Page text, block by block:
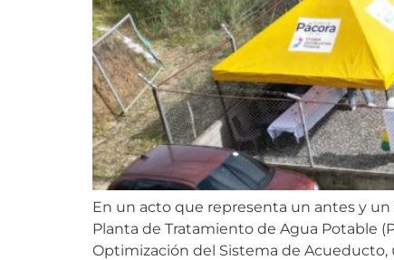
En un acto que representa un antes y
Planta de Tratamiento de Agua Potable
Optimización del Sistema de